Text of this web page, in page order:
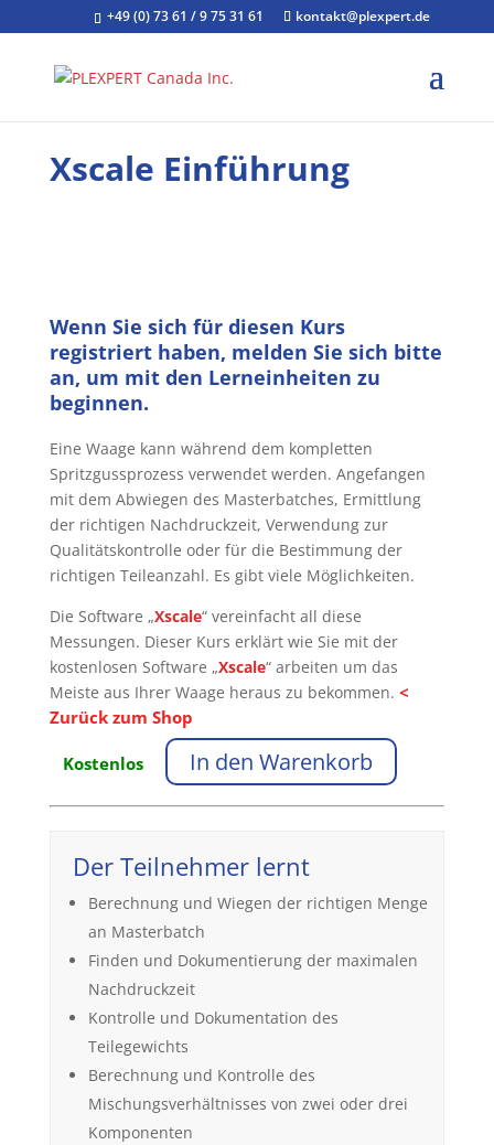
+49 (0) 73 61 / 9 75 31 61 kontakt@plexpert.de
Xscale Einführung
Wenn Sie sich für diesen Kurs
registriert haben, melden Sie sich bitte
an, um mit den Lerneinheiten zu
beginnen.
Eine Waage kann während dem kompletten
Spritzgussprozess verwendet werden. Angefangen
mit dem Abwiegen des Masterbatches, Ermittlung
der richtigen Nachdruckzeit, Verwendung zur
Qualitätskontrolle oder für die Bestimmung der
richtigen Teileanzahl. Es gibt viele Möglichkeiten.
Die Software „Xscale“ vereinfacht all diese
Messungen. Dieser Kurs erklärt wie Sie mit der
kostenlosen Software „Xscale“ arbeiten um das
Meiste aus Ihrer Waage heraus zu bekommen. <
Zurück zum Shop
Kostenlos
In den Warenkorb
Der Teilnehmer lernt
Berechnung und Wiegen der richtigen Menge
an Masterbatch
Finden und Dokumentierung der maximalen
Nachdruckzeit
Kontrolle und Dokumentation des
Teilegewichts
Berechnung und Kontrolle des
Mischungsverhältnisses von zwei oder drei
Komponenten